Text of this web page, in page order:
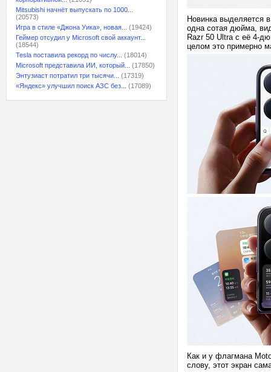
Mitsubishi начнёт выпускать по 1000...
(20573)
Игра в стиле «Джона Уика», новая...
(19424)
Геймер отсудил у Microsoft свой аккаунт...
(18544)
Tesla поставила рекорд по числу...
(18014)
Microsoft представила ИИ, который...
(17850)
Энтузиаст потратил три тысячи...
(17319)
«Яндекс» улучшил поиск АЗС без...
(17089)
Новинка выделяется
одна сотая дюйма,
Razr 50 Ultra с её 4-
целом это примерно
Как и у флагмана
слову, этот экран